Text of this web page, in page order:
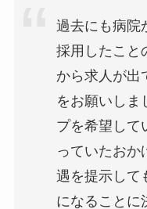
過去にも病院
採用したこと
から求人が出
をお願いしま
プを希望して
っていたおか
遇を提示して
になることに